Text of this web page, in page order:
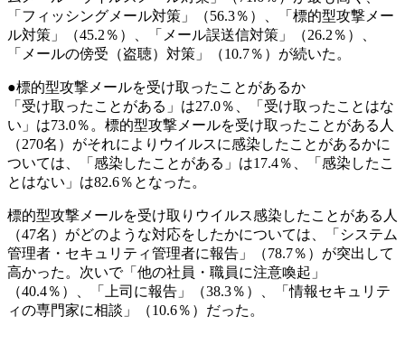
「フィッシングメール対策」（56.3％）、「標的型攻撃メー
ル対策」（45.2％）、「メール誤送信対策」（26.2％）、
「メールの傍受（盗聴）対策」（10.7％）が続いた。
●標的型攻撃メールを受け取ったことがあるか
「受け取ったことがある」は27.0％、「受け取ったことはな
い」は73.0％。標的型攻撃メールを受け取ったことがある人
（270名）がそれによりウイルスに感染したことがあるかに
ついては、「感染したことがある」は17.4％、「感染したこ
とはない」は82.6％となった。
標的型攻撃メールを受け取りウイルス感染したことがある人
（47名）がどのような対応をしたかについては、「システム
管理者・セキュリティ管理者に報告」（78.7％）が突出して
高かった。次いで「他の社員・職員に注意喚起」
（40.4％）、「上司に報告」（38.3％）、「情報セキュリテ
ィの専門家に相談」（10.6％）だった。